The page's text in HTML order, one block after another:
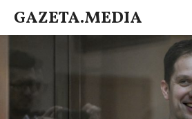
GAZETA.MEDIA